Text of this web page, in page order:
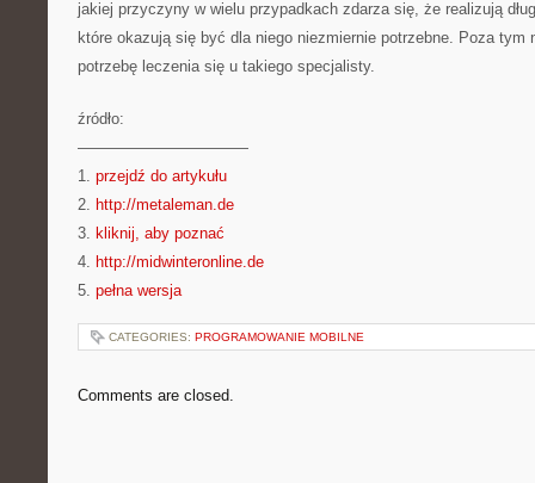
jakiej przyczyny w wielu przypadkach zdarza się, że realizują
które okazują się być dla niego niezmiernie potrzebne. Poza tym
potrzebę leczenia się u takiego specjalisty.
źródło:
———————————
1. przejdź do artykułu
2. http://metaleman.de
3. kliknij, aby poznać
4. http://midwinteronline.de
5. pełna wersja
CATEGORIES: PROGRAMOWANIE MOBILNE
Comments are closed.